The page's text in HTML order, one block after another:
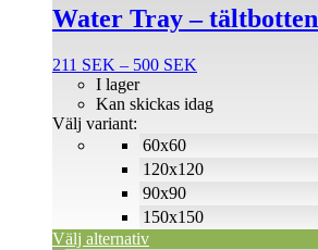
Water Tray – tältbotten
211 SEK – 500 SEK
till
60x60
120x120
90x90
150x150
I lager
Kan skickas idag
Välj variant:
Välj alternativ
produkten
har
varianter.
olika
alternativen